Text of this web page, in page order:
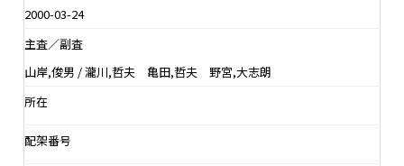
2000-03-24
主査／副査
山岸,俊男 / 瀧川,哲夫 亀田,哲夫 野宮,大志朗
所在
配架番号